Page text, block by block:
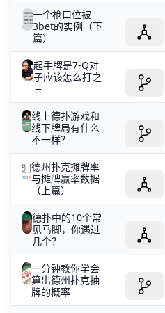
一个枪口位被
3bet的实例（下
篇）
起手牌是7-Q对
子应该怎么打之
三
线上德扑游戏和
线下牌局有什么
不一样？
德州扑克摊牌率
与摊牌赢率数据
（上篇）
德扑中的10个常
见马脚，你遇过
几个？
一分钟教你学会
算出德州扑克抽
牌的概率